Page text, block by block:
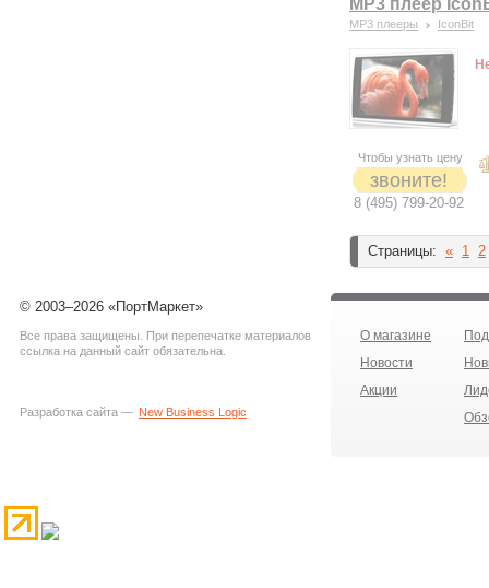
MP3 плеер
MP3 плееры IconBit
Чтобы узнать цену
звоните!
8 (495) 799-20-92
Страницы: « 1 2
© 2003–2026 «ПортМаркет»
Все права защищены. При перепечатке материалов
ссылка на данный сайт обязательна.
Разработка сайта — New Business Logic
О магазине
Новости
Акции